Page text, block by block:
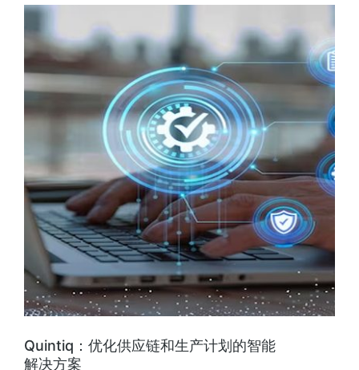
Quintiq：优化供应链和生产计划的智能
解决方案